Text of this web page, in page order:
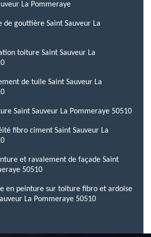
La Pommeraye
de gouttière Saint Sauveur La
toiture Saint Sauveur La
de tuile Saint Sauveur La
Saint Sauveur La Pommeraye 50510
fibro ciment Saint Sauveur La
et ravalement de façade Saint
50510
en peinture sur toiture fibro et ardoise
La Pommeraye 50510